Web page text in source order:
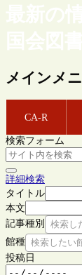
最新の
国会図
メインメ
CA-R
検索フォーム
詳細検索
タイトル
本文
記事種別
検索し
館種 検索したい
投稿日